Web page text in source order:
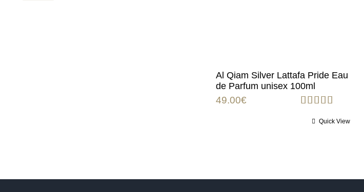
Al Qiam Silver Lattafa Pride Eau
de Parfum unisex 100ml
out of 5
49.00€
Quick View